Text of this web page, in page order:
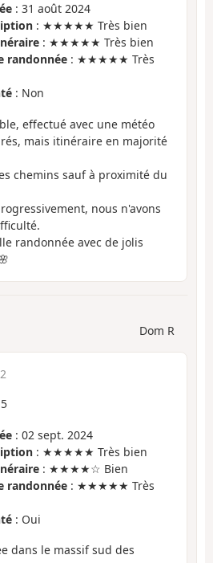
: 31 août 2024
: ★★★★★ Très bien
: ★★★★★ Très bien
randonnée : ★★★★★ Très
: Non
effectué avec une météo
mais itinéraire en majorité
chemins sauf à proximité du
nous n'avons
randonnée avec de jolis
Dom R
5
: 02 sept. 2024
: ★★★★★ Très bien
: ★★★★☆ Bien
randonnée : ★★★★★ Très
: Oui
dans le massif sud des